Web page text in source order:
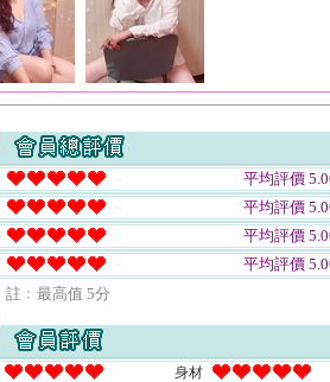
平均評價
平均評價
平均評價
平均評價
註﹕最高值 5分
身材